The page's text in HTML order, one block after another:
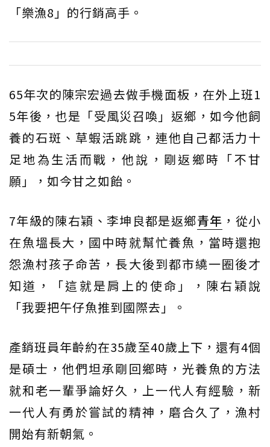
「樂漁8」的行銷高手。
65年次的陳宗宏過去做手機面板，在外上班1
5年後，也是「受風災召喚」返鄉，如今他飼
養的石斑、草蝦活跳跳，連他自己都活力十
足地為生活而戰，他說，剛返鄉時「不甘
願」，如今甘之如飴。
7年級的陳右穎、李坤良都是返鄉青年 ，從小
在魚塭長大，國中時就幫忙養魚，當時還抱
怨漁村孩子命苦，長大後到都市繞一圈後才
知道，「這就是肩上的使命」，陳右穎說
「我要把午仔魚推到國際去」。
產銷班員年齡約在35歲至40歲上下，還有4個
是碩士，他們坦承剛回鄉時，光養魚的方法
就和老一輩爭論好久，上一代人有經驗，新
一代人有勇於嘗試的精神，磨合久了，漁村
開始有新朝氣。